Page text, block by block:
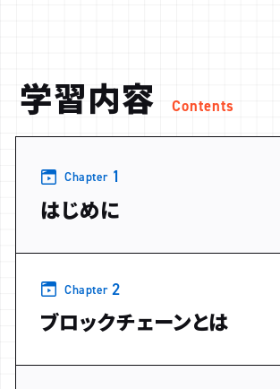
学習内容 Contents
Chapter 1
はじめに
Chapter 2
ブロックチェーンとは